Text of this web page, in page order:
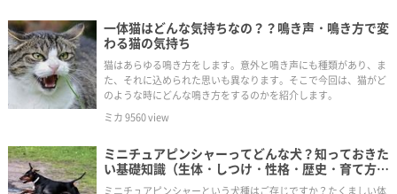
一体猫はどんな気持ちなの？？鳴き声・鳴き方で変
わる猫の気持ち
猫はあらゆる鳴き方をします。意外と鳴き声にも種類があり、ま
た、それに込められた思いも異なります。そこで今回は、猫がど
のような時にどんな鳴き方をするのかを紹介します。
ミカ9560view
ミニチュアピンシャーってどんな犬？知っておきた
い基礎知識（生体・しつけ・性格・歴史・育て方・
かかりやすい病気）・生体図鑑
ミニチュアピンシャーという犬種はご存じですか？たくましい体